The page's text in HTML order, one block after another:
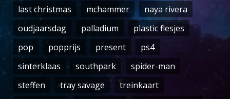
last christmas
mchammer
naya rivera
oudjaarsdag
palladium
plastic flesjes
pop
popprijs present
ps4
sinterklaas
southpark
spider-man
steffen
tray savage
treinkaart